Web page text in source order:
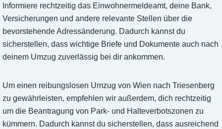
Informiere rechtzeitig das Einwohnermeldeamt, deine Bank,
Versicherungen und andere relevante Stellen über die
bevorstehende Adressänderung. Dadurch kannst du
sicherstellen, dass wichtige Briefe und Dokumente auch nach
deinem Umzug zuverlässig bei dir ankommen.
Um einen reibungslosen Umzug von Wien nach Triesenberg
zu gewährleisten, empfehlen wir außerdem, dich rechtzeitig
um die Beantragung von Park- und Halteverbotszonen zu
kümmern. Dadurch kannst du sicherstellen, dass ausreichend